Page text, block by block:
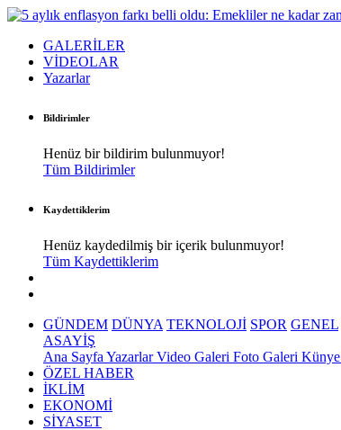
GALERİLER
VİDEOLAR
Yazarlar
Bildirimler
Henüz bir bildirim bulunmuyor!
Tüm Bildirimler
Kaydettiklerim
Henüz kaydedilmiş bir içerik bulunmuyor!
Tüm Kaydettiklerim
GÜNDEM DÜNYA TEKNOLOJİ SPOR GENEL
ASAYİŞ
Ana Sayfa YazarlarVideo Galeri Foto Galeri Künye
ÖZEL HABER
İKLİM
EKONOMİ
SİYASET